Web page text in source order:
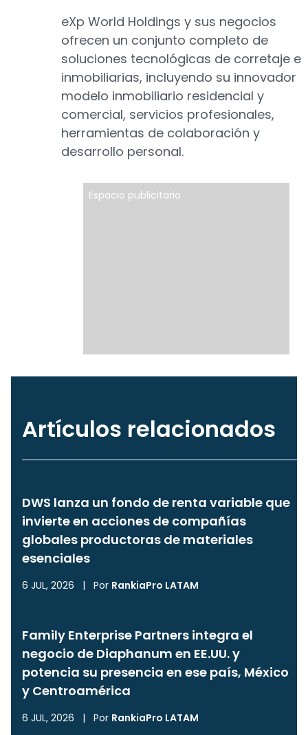
eXp World Holdings y sus negocios
ofrecen un conjunto completo de
soluciones tecnológicas de corretaje e
inmobiliarias, incluyendo su innovador
modelo inmobiliario residencial y
comercial, servicios profesionales,
herramientas de colaboración y
desarrollo personal.
Espacio publicitario
Artículos relacionados
DWS lanza un fondo de renta variable que
invierte en acciones de compañías
globales productoras de materiales
esenciales
6 JUL, 2026 | Por RankiaPro LATAM
Family Enterprise Partners integra el
negocio de Diaphanum en EE.UU. y
potencia su presencia en ese país, México
y Centroamérica
6 JUL, 2026 | Por RankiaPro LATAM